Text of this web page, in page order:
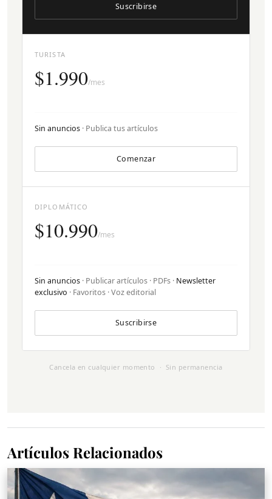
TURISTA
$1.990/mes
Sin anuncios · Publica tus artículos
Comenzar
Suscribirse
DIPLOMÁTICO
$10.990/mes
Sin anuncios · Publicar artículos · PDFs · Newsletter
exclusivo · Favoritos · Voz editorial
Suscribirse
Cancela en cualquier momento · Sin permanencia
Artículos Relacionados